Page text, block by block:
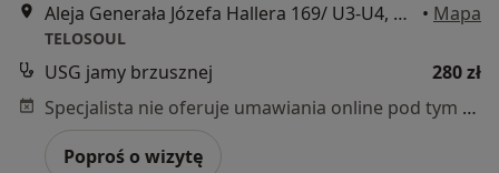
Aleja Generała Józefa Hallera 169/ U3-U4, Gdańsk • Mapa
TELOSOUL
USG jamy brzusznej
280 zł
Specjalista nie oferuje umawiania online pod tym adresem.
Poproś o wizytę